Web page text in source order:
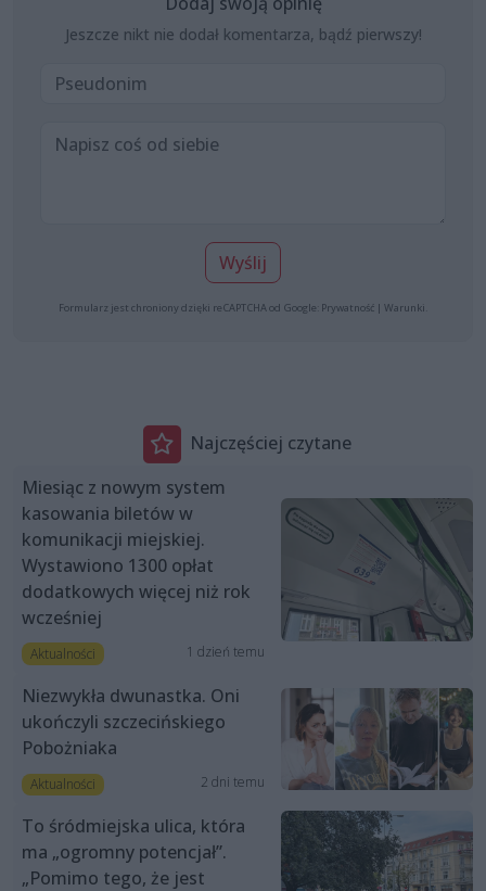
Jeszcze nikt nie dodał komentarza, bądź pierwszy!
Wyślij
Formularz jest chroniony dzięki reCAPTCHA od Google: Prywatność | Warunki
Najczęściej czytane
Miesiąc z nowym system
kasowania biletów w
komunikacji miejskiej.
Wystawiono 1300 opłat
dodatkowych więcej niż rok
wcześniej
Aktualności 1 dzień temu
Niezwykła dwunastka. Oni
ukończyli szczecińskiego
Pobożniaka
Aktualności 2 dni temu
To śródmiejska ulica, która
ma „ogromny potencjał”.
„Pomimo tego, że jest